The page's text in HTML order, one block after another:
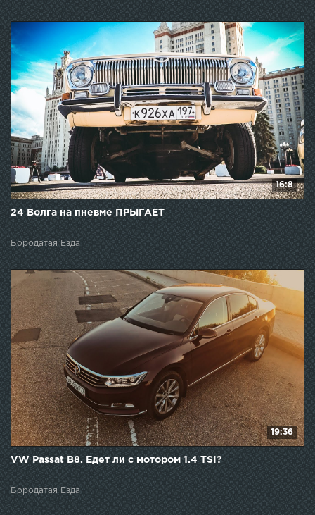
16:8
24 Волга на пневме ПРЫГАЕТ
Бородатая Езда
19:36
VW Passat B8. Едет ли с мотором 1.4 TSI?
Бородатая Езда